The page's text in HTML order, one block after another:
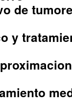
de
y